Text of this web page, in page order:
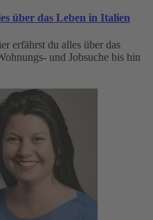
über das Leben in Italien
erfährst du alles über das
und Jobsuche bis hin